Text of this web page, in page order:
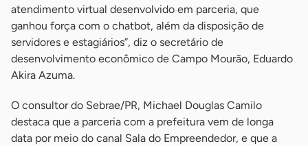
atendimento virtual desenvolvido em parceria, que
ganhou força com o chatbot, além da disposição de
servidores e estagiários”, diz o secretário de
desenvolvimento econômico de Campo Mourão, Eduardo
Akira Azuma.
O consultor do Sebrae/PR, Michael Douglas Camilo
destaca que a parceria com a prefeitura vem de longa
data por meio do canal Sala do Empreendedor, e que a